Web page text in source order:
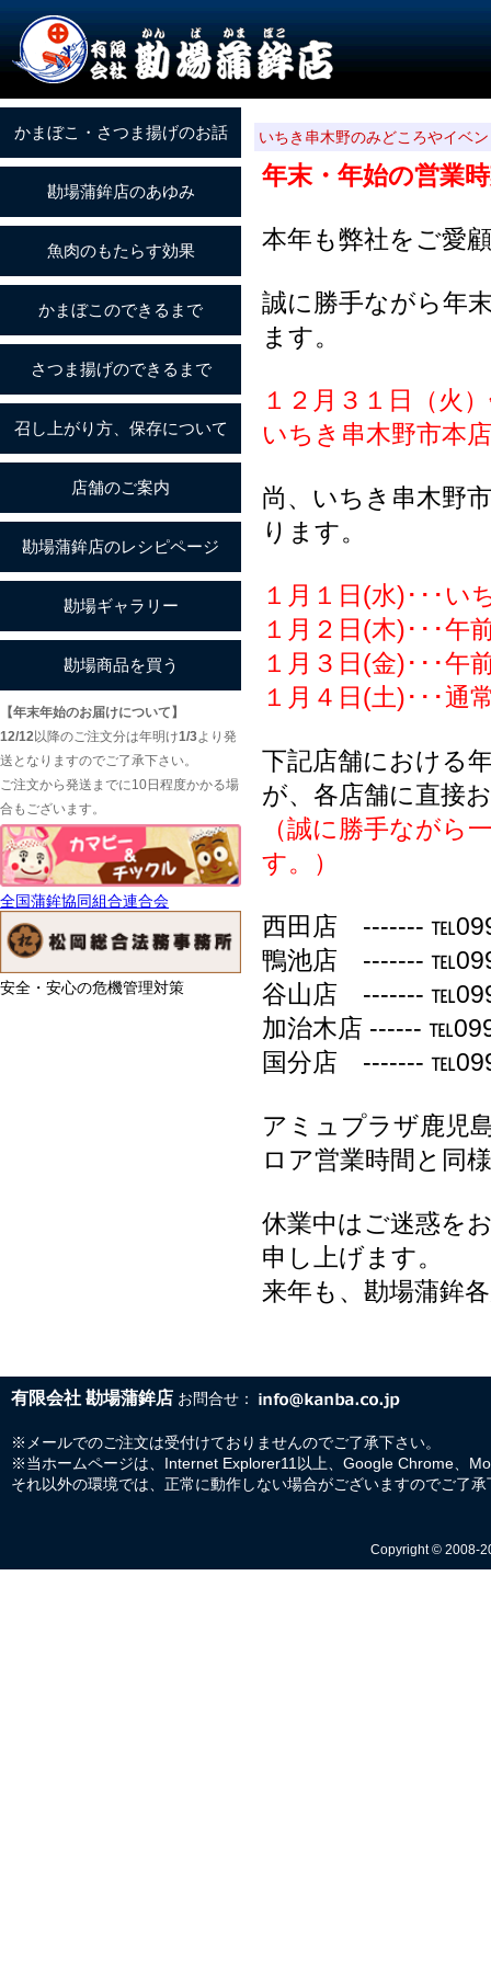
【年末年始のお届けについて】
12/12以降のご注文分は年明け1/3より発
送となりますのでご了承下さい。
ご注文から発送までに10日程度かかる場
合もございます。
全国蒲鉾協同組合連合会
安全・安心の危機管理対策
いちき串木野のみどころやイベ
年末・年始の営業
本年も弊社をご愛
誠に勝手ながら年
ます。
１２月３１日（火
いちき串木野市本
尚、いちき串木野
ります。
１月１日(水)･･･
１月２日(木)･･･午
１月３日(金)･･･午
１月４日(土)･･･通
下記店舗における
が、各店舗に直接
（誠に勝手ながら
す。）
西田店 -------
鴨池店 -------
谷山店 -------
加治木店 ------
国分店 -------
アミュプラザ鹿児
ロア営業時間と同
休業中はご迷惑を
申し上げます。
来年も、勘場蒲鉾
有限会社 勘場蒲鉾店 お問合せ：
※メールでのご注文は受付けておりませんのでご了承下さい。
※当ホームページは、Internet Explorer11以上、Google Chrome、
それ以外の環境では、正常に動作しない場合がございますのでご了承
Copyright © 2008-